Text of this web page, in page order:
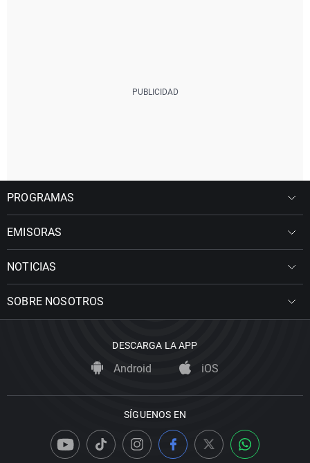
PROGRAMAS
EMISORAS
NOTICIAS
SOBRE NOSOTROS
DESCARGA LA APP
Android iOS
SÍGUENOS EN